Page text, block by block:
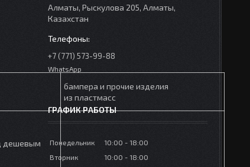
бампера и прочие изделия
из пластмасс
дешевым
Алматы, Рыскулова 205, Алматы,
Казахстан
+7 (771) 573-99-88
WhatsApp
ГРАФИК РАБОТЫ
Понедельник 10:00
18:00
Вторник
10:00
18:00